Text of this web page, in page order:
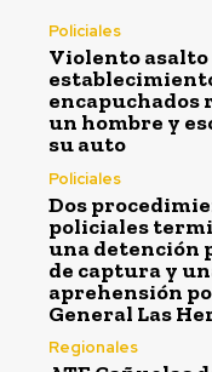
Policiales
Violento asalto
encapuchados
un hombre y
su auto
Policiales
Dos
policiales
una detención
de captura y
aprehensión
General Las
Regionales